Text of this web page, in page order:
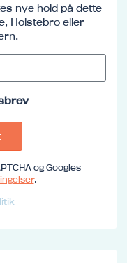
nye hold på dette
Holstebro eller
og Googles
.